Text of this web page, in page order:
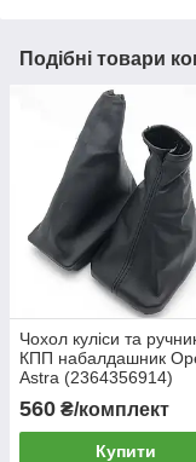
Подібні товари
Чохол куліси та
КПП набалдашник
Astra (2364356914)
560 ₴/комплект
Купити